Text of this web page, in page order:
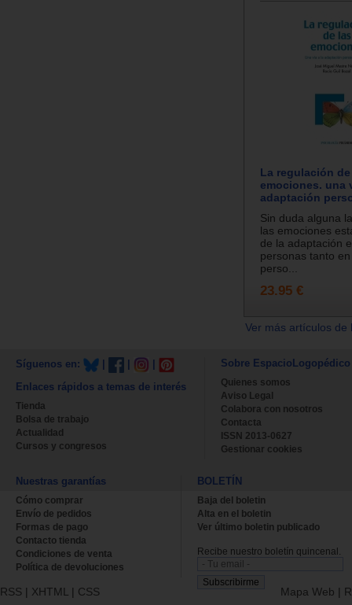
La regulación
emociones. una
adaptación
Sin duda alguna
las emociones
de la adaptación
personas tanto
perso...
23.95 €
Ver más artículos
Síguenos en:
Enlaces rápidos a temas de interés
Tienda
Bolsa de trabajo
Actualidad
Cursos y congresos
Sobre EspacioLogopédico
Quienes somos
Aviso Legal
Colabora con nosotros
Contacta
ISSN 2013-0627
Gestionar cookies
Nuestras garantías
Cómo comprar
Envío de pedidos
Formas de pago
Contacto tienda
Condiciones de venta
Política de devoluciones
BOLETÍN
Baja del boletin
Alta en el boletin
Ver último boletin publicado
Recibe nuestro boletín quincenal.
RSS | XHTML | CSS Mapa Web |